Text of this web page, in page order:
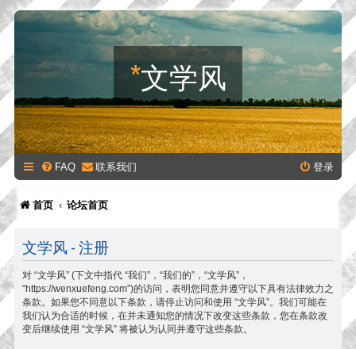
*文学风
FAQ 联系我们 登录
首页 论坛首页
文学风 - 注册
对 “文学风” (下文中指代 “我们”，“我们的”，“文学风”，
“https://wenxuefeng.com”)的访问，表明您同意并遵守以下具有法律效力之
条款。如果您不同意以下条款，请停止访问和使用 “文学风”。我们可能在
我们认为合适的时候，在并未通知您的情况下改变这些条款，您在条款改
变后继续使用 “文学风” 将被认为认同并遵守这些条款。